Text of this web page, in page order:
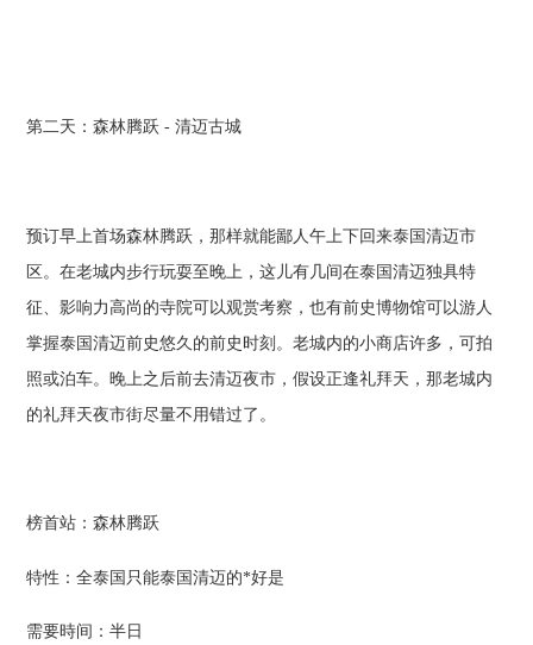
第二天：森林腾跃 - 清迈古城
预订早上首场森林腾跃，那样就能鄙人午上下回来泰国清迈市
区。在老城内步行玩耍至晚上，这儿有几间在泰国清迈独具特
征、影响力高尚的寺院可以观赏考察，也有前史博物馆可以游人
掌握泰国清迈前史悠久的前史时刻。老城内的小商店许多，可拍
照或泊车。晚上之后前去清迈夜市，假设正逢礼拜天，那老城内
的礼拜天夜市街尽量不用错过了。
榜首站：森林腾跃
特性：全泰国只能泰国清迈的*好是
需要時间：半日